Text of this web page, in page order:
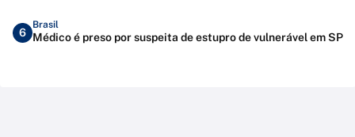
6
Brasil
Médico é preso por suspeita de estupro de vulnerável em SP